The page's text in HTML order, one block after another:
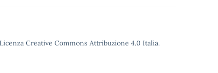
Creative Commons Attribuzione 4.0 Italia.